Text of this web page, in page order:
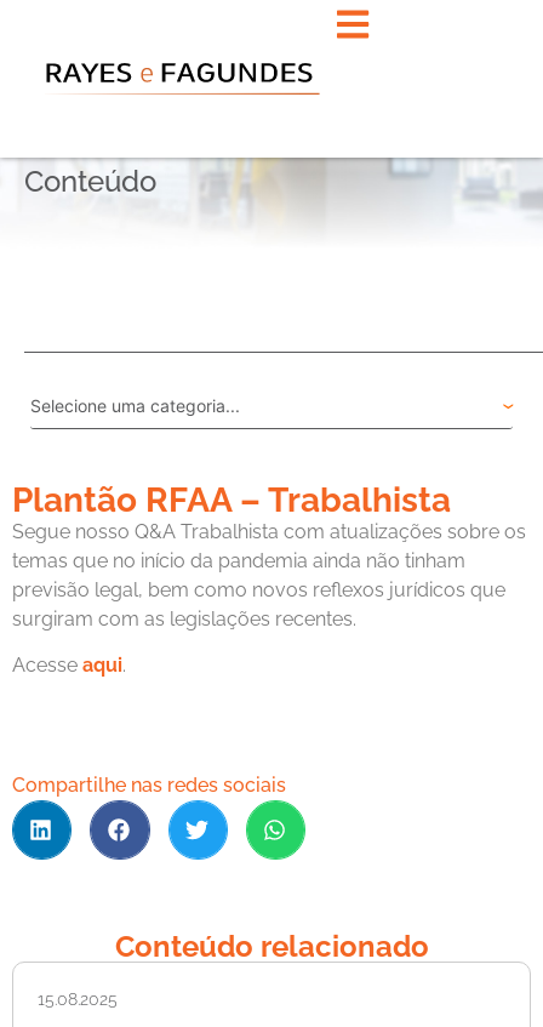
Conteúdo
Plantão RFAA – Trabalhista
Segue nosso Q&A Trabalhista com atualizações sobre os
temas que no início da pandemia ainda não tinham
previsão legal, bem como novos reflexos jurídicos que
surgiram com as legislações recentes.
Acesse aqui.
Compartilhe nas redes sociais
Conteúdo relacionado
15.08.2025